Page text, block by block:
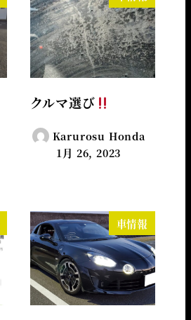
クルマ選び
Karurosu Honda
1月 26, 2023
車情報